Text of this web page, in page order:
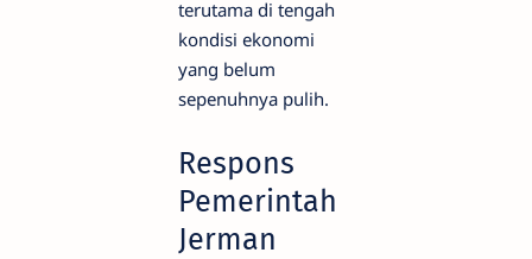
terutama di tengah
kondisi ekonomi
yang belum
sepenuhnya pulih.
Respons
Pemerintah
Jerman